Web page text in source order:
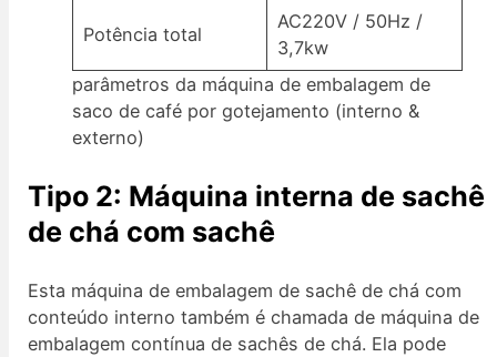
Potência total
AC220V / 50Hz /
3,7kw
parâmetros da máquina de embalagem de
saco de café por gotejamento (interno &
externo)
Tipo 2: Máquina interna de sachê
de chá com sachê
Esta máquina de embalagem de sachê de chá com
conteúdo interno também é chamada de máquina de
embalagem contínua de sachês de chá. Ela pode